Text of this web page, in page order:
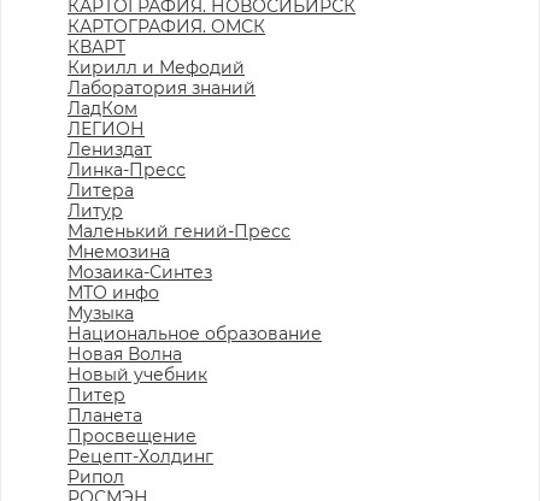
КАРТОГРАФИЯ. НОВОСИБИРСК
КАРТОГРАФИЯ. ОМСК
КВАРТ
Кирилл и Мефодий
Лаборатория знаний
ЛадКом
ЛЕГИОН
Лениздат
Линка-Пресс
Литера
Литур
Маленький гений-Пресс
Мнемозина
Мозаика-Синтез
МТО инфо
Музыка
Национальное образование
Новая Волна
Новый учебник
Питер
Планета
Просвещение
Рецепт-Холдинг
Рипол